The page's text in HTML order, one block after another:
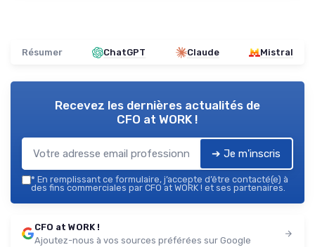
Résumer ChatGPT Claude Mistral
Recevez les dernières actualités de
CFO at WORK !
➔ Je m'inscris
* En remplissant ce formulaire, j’accepte d’être contacté(e) à
des fins commerciales par CFO at WORK ! et ses partenaires.
CFO at WORK !
Ajoutez-nous à vos sources préférées sur Google